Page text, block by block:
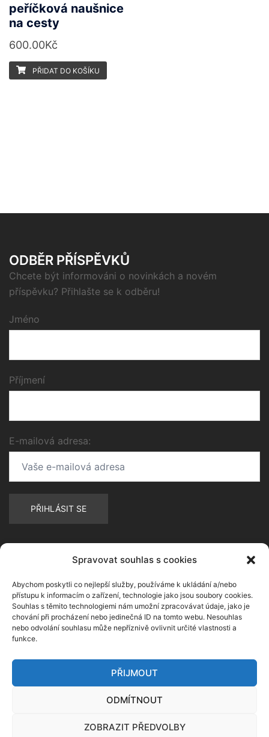
Spravovat souhlas s cookies
Abychom poskytli co nejlepší služby, používáme k ukládání a/nebo
přístupu k informacím o zařízení, technologie jako jsou soubory cookies.
Souhlas s těmito technologiemi nám umožní zpracovávat údaje, jako je
chování při procházení nebo jedinečná ID na tomto webu. Nesouhlas
nebo odvolání souhlasu může nepříznivě ovlivnit určité vlastnosti a
funkce.
PŘIJMOUT
ODMÍTNOUT
ZOBRAZIT PŘEDVOLBY
peříčková naušnice
na cesty
600.00Kč
PŘIDAT DO KOŠÍKU
ODBĚR PŘÍSPĚVKŮ
Chcete být informováni o novinkách a novém
příspěvku? Přihlašte se k odběru!
Jméno
Příjmení
E-mailová adresa: